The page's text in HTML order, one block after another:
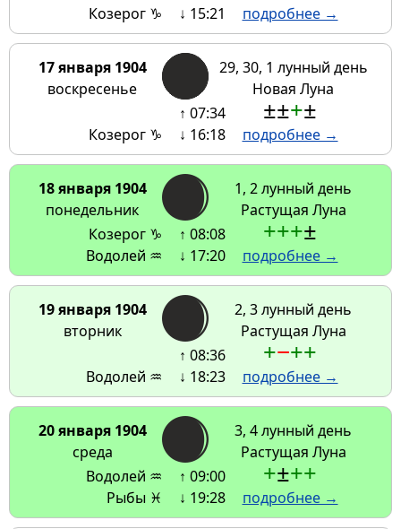
Козерог ♑
↓ 15:21
подробнее →
17 января 1904
воскресенье
29, 30, 1 лунный день
Новая Луна
Козерог ♑
↑ 07:34
↓ 16:18
±±+±
подробнее →
18 января 1904
понедельник
1, 2 лунный день
Растущая Луна
Козерог ♑
Водолей ♒
↑ 08:08
↓ 17:20
+++±
подробнее →
19 января 1904
вторник
2, 3 лунный день
Растущая Луна
Водолей ♒
↑ 08:36
↓ 18:23
+−++
подробнее →
20 января 1904
среда
3, 4 лунный день
Растущая Луна
Водолей ♒
Рыбы ♓
↑ 09:00
↓ 19:28
+±++
подробнее →